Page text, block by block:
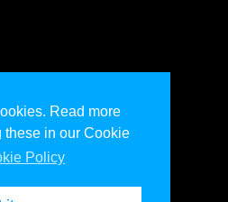
Read more
these in our Cookie
Policy